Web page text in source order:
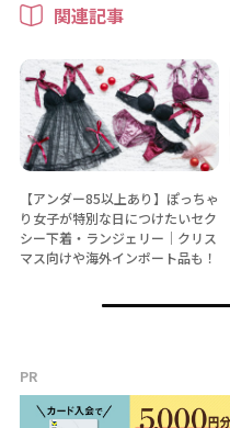
関連記事
【アンダー85以上あり】ぽっちゃ
り女子が特別な日につけたいセク
シー下着・ランジェリー│クリス
マス向けや海外インポート品も！
PR